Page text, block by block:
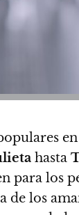
hasta
los
los